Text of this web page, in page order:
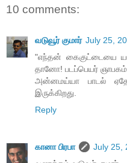
10 comments:
வடுவூர் குமார் July 25,
"எந்தன் கைகுட்டையை
தானோ! படப்பெயர்
அன்னமய்யா பாடல் ஏதோ
இருக்கிறது.
Reply
கானா பிரபா
July 25,